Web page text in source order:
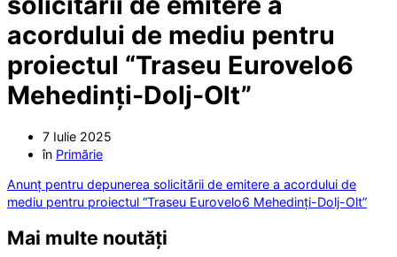
acordului de mediu pentru
proiectul “Traseu Eurovelo6
Mehedinți-Dolj-Olt”
7 Iulie 2025
în Primărie
Anunț pentru depunerea solicitării de emitere a acordului de
mediu pentru proiectul “Traseu Eurovelo6 Mehedinți-Dolj-Olt”
Mai multe noutăți